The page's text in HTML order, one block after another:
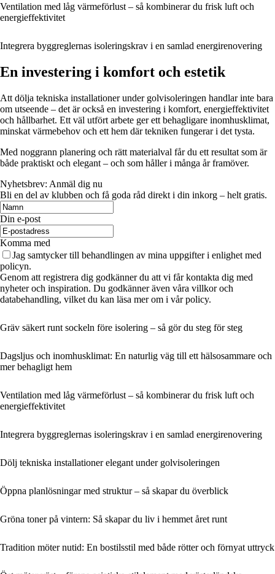
Ventilation med låg värmeförlust – så kombinerar du frisk luft och
energieffektivitet
Integrera byggreglernas isoleringskrav i en samlad energirenovering
En investering i komfort och estetik
Att dölja tekniska installationer under golvisoleringen handlar inte bara
om utseende – det är också en investering i komfort, energieffektivitet
och hållbarhet. Ett väl utfört arbete ger ett behagligare inomhusklimat,
minskat värmebehov och ett hem där tekniken fungerar i det tysta.
Med noggrann planering och rätt materialval får du ett resultat som är
både praktiskt och elegant – och som håller i många år framöver.
Nyhetsbrev: Anmäl dig nu
Bli en del av klubben och få goda råd direkt i din inkorg – helt gratis.
Din e-post
Komma med
Jag samtycker till behandlingen av mina uppgifter i enlighet med
policyn.
Genom att registrera dig godkänner du att vi får kontakta dig med
nyheter och inspiration. Du godkänner även våra villkor och
databehandling, vilket du kan läsa mer om i vår policy.
Gräv säkert runt sockeln före isolering – så gör du steg för steg
Dagsljus och inomhusklimat: En naturlig väg till ett hälsosammare och
mer behagligt hem
Ventilation med låg värmeförlust – så kombinerar du frisk luft och
energieffektivitet
Integrera byggreglernas isoleringskrav i en samlad energirenovering
Dölj tekniska installationer elegant under golvisoleringen
Öppna planlösningar med struktur – så skapar du överblick
Gröna toner på vintern: Så skapar du liv i hemmet året runt
Tradition möter nutid: En bostilsstil med både rötter och förnyat uttryck